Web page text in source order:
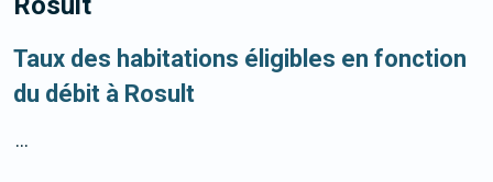
Taux des habitations éligibles en fonction
du débit à Rosult
...